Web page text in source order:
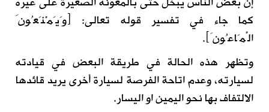
كما جاء في تفسير قوله تعالى: ﴿وَيَمْنَعُونَ
الْمَاعُونَ﴾.
وتظهر هذه الحالة في طريقة البعض في قيادته
لسيارته، وعدم اتاحة الفرصة لسيارة أخرى يريد قائدها
الالتفاف بها نحو اليمين او اليسار.